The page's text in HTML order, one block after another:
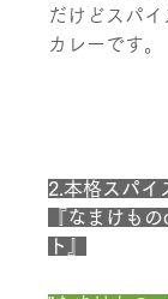
だけどスパ
カレーです。
2.本格スパイ
『なまけも
ト』